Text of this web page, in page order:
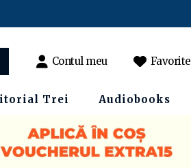
Contul meu Favorite
Trei Audiobooks